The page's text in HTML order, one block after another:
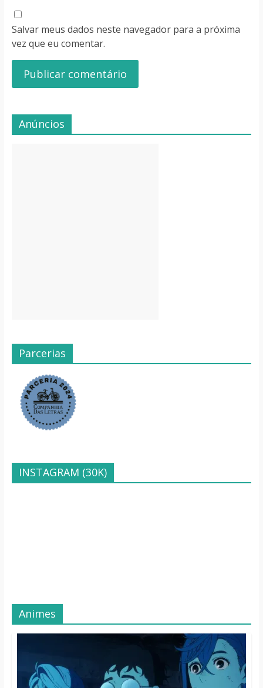
Salvar meus dados neste navegador para a próxima
vez que eu comentar.
Anúncios
Parcerias
INSTAGRAM (30K)
Animes